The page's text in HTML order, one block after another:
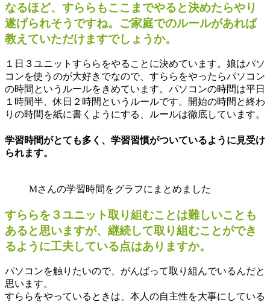
なるほど、すららもここまでやると決めたらやり
遂げられそうですね。ご家庭でのルールがあれば
教えていただけますでしょうか。
１日３ユニットすららをやることに決めています。娘はパソ
コンを使うのが大好きでなので、すららをやったらパソコン
の時間というルールをきめています。パソコンの時間は平日
１時間半、休日２時間というルールです。開始の時間と終わ
りの時間を紙に書くようにする、ルールは徹底しています。
学習時間がとても多く、学習習慣がついているように見受け
られます。
Mさんの学習時間をグラフにまとめました
すららを３ユニット取り組むことは難しいことも
あると思いますが、継続して取り組むことができ
るように工夫している点はありますか。
パソコンを触りたいので、がんばって取り組んでいるんだと
思います。
すららをやっているときは、本人の自主性を大事にしている